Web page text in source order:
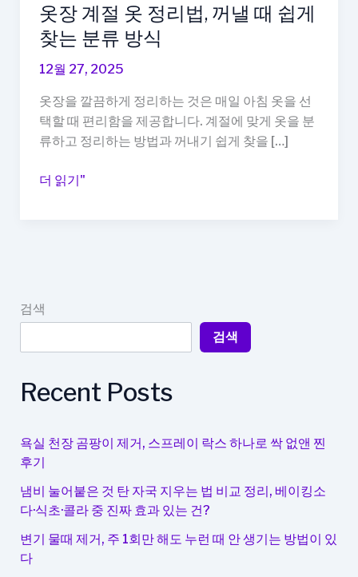
옷장 계절 옷 정리법, 꺼낼 때 쉽게
찾는 분류 방식
12월 27, 2025
옷장을 깔끔하게 정리하는 것은 매일 아침 옷을 선
택할 때 편리함을 제공합니다. 계절에 맞게 옷을 분
류하고 정리하는 방법과 꺼내기 쉽게 찾을 […]
옷
법,
쉽
찾
는
류
방
식
더 읽기"
검색
검색
Recent Posts
욕실 천장 곰팡이 제거, 스프레이 락스 하나로 싹 없앤 찐
후기
냄비 눌어붙은 것 탄 자국 지우는 법 비교 정리, 베이킹소
다·식초·콜라 중 진짜 효과 있는 건?
변기 물때 제거, 주 1회만 해도 누런 때 안 생기는 방법이 있
다